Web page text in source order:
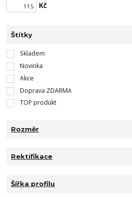
Kč
Štítky
Skladem
Novinka
Akce
Doprava ZDARMA
TOP produkt
Rozměr
Rektifikace
Šířka profilu